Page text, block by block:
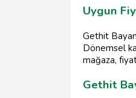
Uygun
Gethit
Dönemsel
mağaza,
Gethit